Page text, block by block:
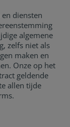
diensten
algemene
zelfs niet als
maken en
Onze op het
geldende
allen tijde